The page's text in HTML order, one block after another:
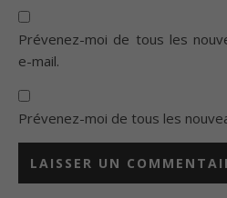
Prévenez-moi de tous les
e-mail.
Prévenez-moi de tous les